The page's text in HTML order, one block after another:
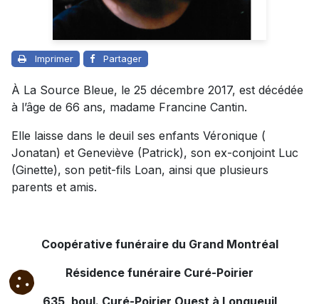
Imprimer Partager
À La Source Bleue, le 25 décembre 2017, est décédée
à l’âge de 66 ans, madame Francine Cantin.
Elle laisse dans le deuil ses enfants Véronique (
Jonatan) et Geneviève (Patrick), son ex-conjoint Luc
(Ginette), son petit-fils Loan, ainsi que plusieurs
parents et amis.
Coopérative funéraire du Grand Montréal
Résidence funéraire Curé-Poirier
635, boul. Curé-Poirier Ouest à Longueuil